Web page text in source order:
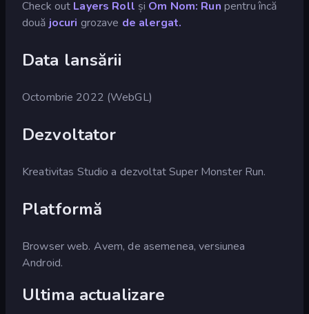
Check out Layers Roll și Om Nom: Run pentru încă
două jocuri grozave de alergat.
Data lansării
Octombrie 2022 (WebGL)
Dezvoltator
Kreativitas Studio a dezvoltat Super Monster Run.
Platformă
Browser web. Avem, de asemenea, versiunea
Android.
Ultima actualizare